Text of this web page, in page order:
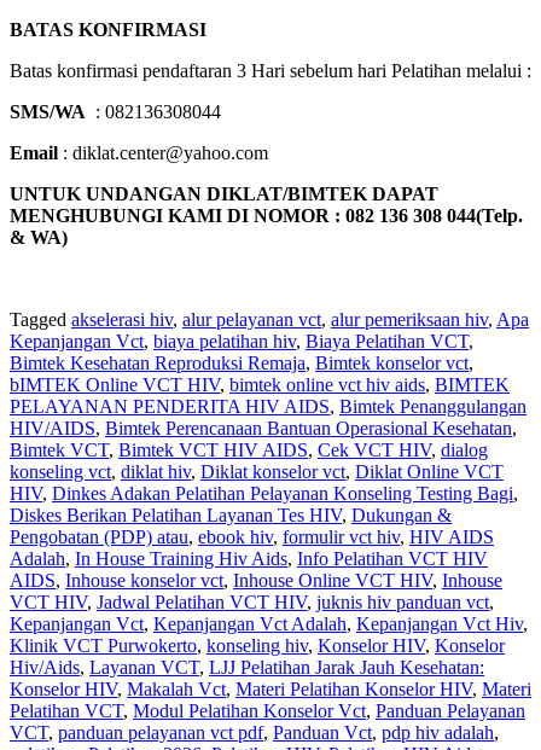
BATAS KONFIRMASI
Batas konfirmasi pendaftaran 3 Hari sebelum hari Pelatihan melalui :
SMS/WA : 082136308044
Email : diklat.center@yahoo.com
UNTUK UNDANGAN DIKLAT/BIMTEK DAPAT
MENGHUBUNGI KAMI DI NOMOR : 082 136 308 044(Telp.
& WA)
Tagged akselerasi hiv, alur pelayanan vct, alur pemeriksaan hiv, Apa
Kepanjangan Vct, biaya pelatihan hiv, Biaya Pelatihan VCT,
Bimtek Kesehatan Reproduksi Remaja, Bimtek konselor vct,
bIMTEK Online VCT HIV, bimtek online vct hiv aids, BIMTEK
PELAYANAN PENDERITA HIV AIDS, Bimtek Penanggulangan
HIV/AIDS, Bimtek Perencanaan Bantuan Operasional Kesehatan,
Bimtek VCT, Bimtek VCT HIV AIDS, Cek VCT HIV, dialog
konseling vct, diklat hiv, Diklat konselor vct, Diklat Online VCT
HIV, Dinkes Adakan Pelatihan Pelayanan Konseling Testing Bagi,
Diskes Berikan Pelatihan Layanan Tes HIV, Dukungan &
Pengobatan (PDP) atau, ebook hiv, formulir vct hiv, HIV AIDS
Adalah, In House Training Hiv Aids, Info Pelatihan VCT HIV
AIDS, Inhouse konselor vct, Inhouse Online VCT HIV, Inhouse
VCT HIV, Jadwal Pelatihan VCT HIV, juknis hiv panduan vct,
Kepanjangan Vct, Kepanjangan Vct Adalah, Kepanjangan Vct Hiv,
Klinik VCT Purwokerto, konseling hiv, Konselor HIV, Konselor
Hiv/Aids, Layanan VCT, LJJ Pelatihan Jarak Jauh Kesehatan:
Konselor HIV, Makalah Vct, Materi Pelatihan Konselor HIV, Materi
Pelatihan VCT, Modul Pelatihan Konselor Vct, Panduan Pelayanan
VCT, panduan pelayanan vct pdf, Panduan Vct, pdp hiv adalah,